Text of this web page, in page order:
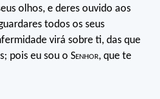
olhos, e deres ouvido aos
todos os seus
virá sobre ti, das que
pois eu sou o Senhor, que te